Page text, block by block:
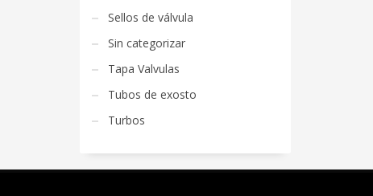
Sellos de válvula
Sin categorizar
Tapa Valvulas
Tubos de exosto
Turbos